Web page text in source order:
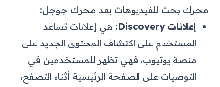
محرك بحث للفيديوهات بعد محرك جوجل:
إعلانات Discovery:
هي إعلانات تساعد
المستخدم على اكتشاف المحتوى الجديد على
منصة يوتيوب، فهي تظهر للمستخدمين في
التوصيات على الصفحة الرئيسية أثناء التصفح،